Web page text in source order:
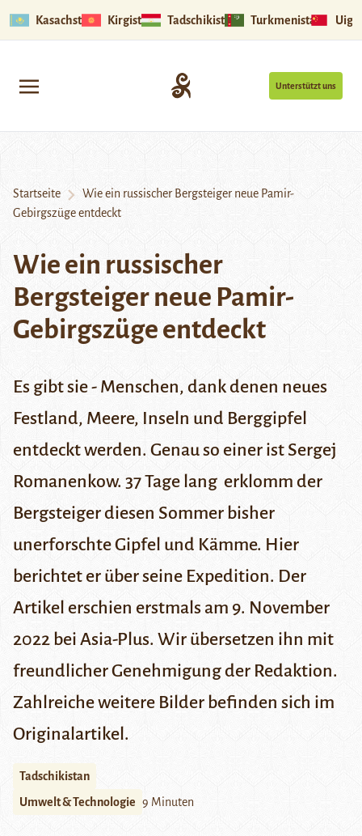
Kasachstan Kirgistan Tadschikistan Turkmenistan
Unterstützt uns
Startseite
Wie ein russischer Bergsteiger neue Pamir-
Gebirgszüge entdeckt
Wie ein russischer
Bergsteiger neue Pamir-
Gebirgszüge entdeckt
Es gibt sie - Menschen, dank denen neues
Festland, Meere, Inseln und Berggipfel
entdeckt werden. Genau so einer ist Sergej
Romanenkow. 37 Tage lang erklomm der
Bergsteiger diesen Sommer bisher
unerforschte Gipfel und Kämme. Hier
berichtet er über seine Expedition. Der
Artikel erschien erstmals am 9. November
2022 bei Asia-Plus. Wir übersetzen ihn mit
freundlicher Genehmigung der Redaktion.
Zahlreiche weitere Bilder befinden sich im
Originalartikel.
Tadschikistan
Umwelt & Technologie 9 Minuten